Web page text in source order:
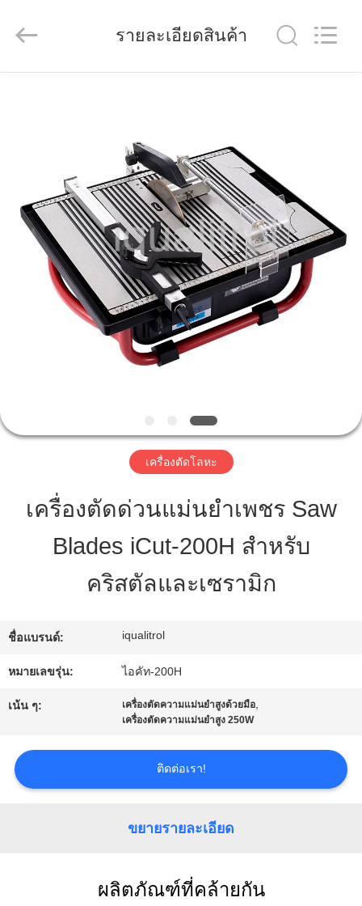
วิดีโอ
เกี่ยว
ทัวร์
โรงงาน
การ
ควบคุม
แผนผัง
เว็บไซต์
POLICY
รายละเอียดสินค้า
เครื่องตัดโลหะ
เครื่องตัดด่วนแม่นยําเพชร Saw
Blades iCut-200H สําหรับ
คริสตัลและเซรามิก
ชื่อแบรนด์: iqualitrol
หมายเลขรุ่น: ไอคัท-200H
เน้น ๆ: เครื่องตัดความแม่นยำสูงด้วยมือ,
เครื่องตัดความแม่นยำสูง 250W
ติดต่อเรา!
ขยายรายละเอียด
ผลิตภัณฑ์ที่คล้ายกัน